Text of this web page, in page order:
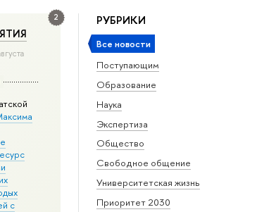
РУБРИКИ
Все новости
Поступающим
Образование
Наука
Экспертиза
Общество
Свободное общение
Университетская жизнь
Приоритет 2030
2
с